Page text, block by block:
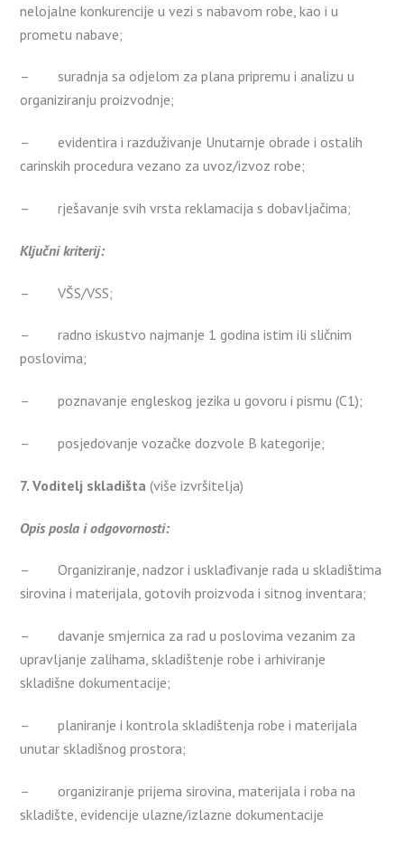
nelojalne konkurencije u vezi s nabavom robe, kao i u
prometu nabave;
– suradnja sa odjelom za plana pripremu i analizu u
organiziranju proizvodnje;
– evidentira i razduživanje Unutarnje obrade i ostalih
carinskih procedura vezano za uvoz/izvoz robe;
– rješavanje svih vrsta reklamacija s dobavljačima;
Ključni kriterij:
– VŠS/VSS;
– radno iskustvo najmanje 1 godina istim ili sličnim
poslovima;
– poznavanje engleskog jezika u govoru i pismu (C1);
– posjedovanje vozačke dozvole B kategorije;
7. Voditelj skladišta(više izvršitelja)
Opis posla i odgovornosti:
– Organiziranje, nadzor i usklađivanje rada u skladištima
sirovina i materijala, gotovih proizvoda i sitnog inventara;
– davanje smjernica za rad u poslovima vezanim za
upravljanje zalihama, skladištenje robe i arhiviranje
skladišne dokumentacije;
– planiranje i kontrola skladištenja robe i materijala
unutar skladišnog prostora;
– organiziranje prijema sirovina, materijala i roba na
skladište, evidencije ulazne/izlazne dokumentacije